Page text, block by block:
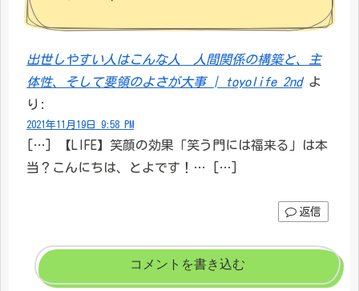
出世しやすい人はこんな人 人間関係の構築と、主
体性、そして要領のよさが大事 | toyolife 2nd よ
り:
2021年11月19日 9:58 PM
[…] 【LIFE】笑顔の効果「笑う門には福来る」は本
当？こんにちは、とよです！… […]
返信
コメントを書き込む